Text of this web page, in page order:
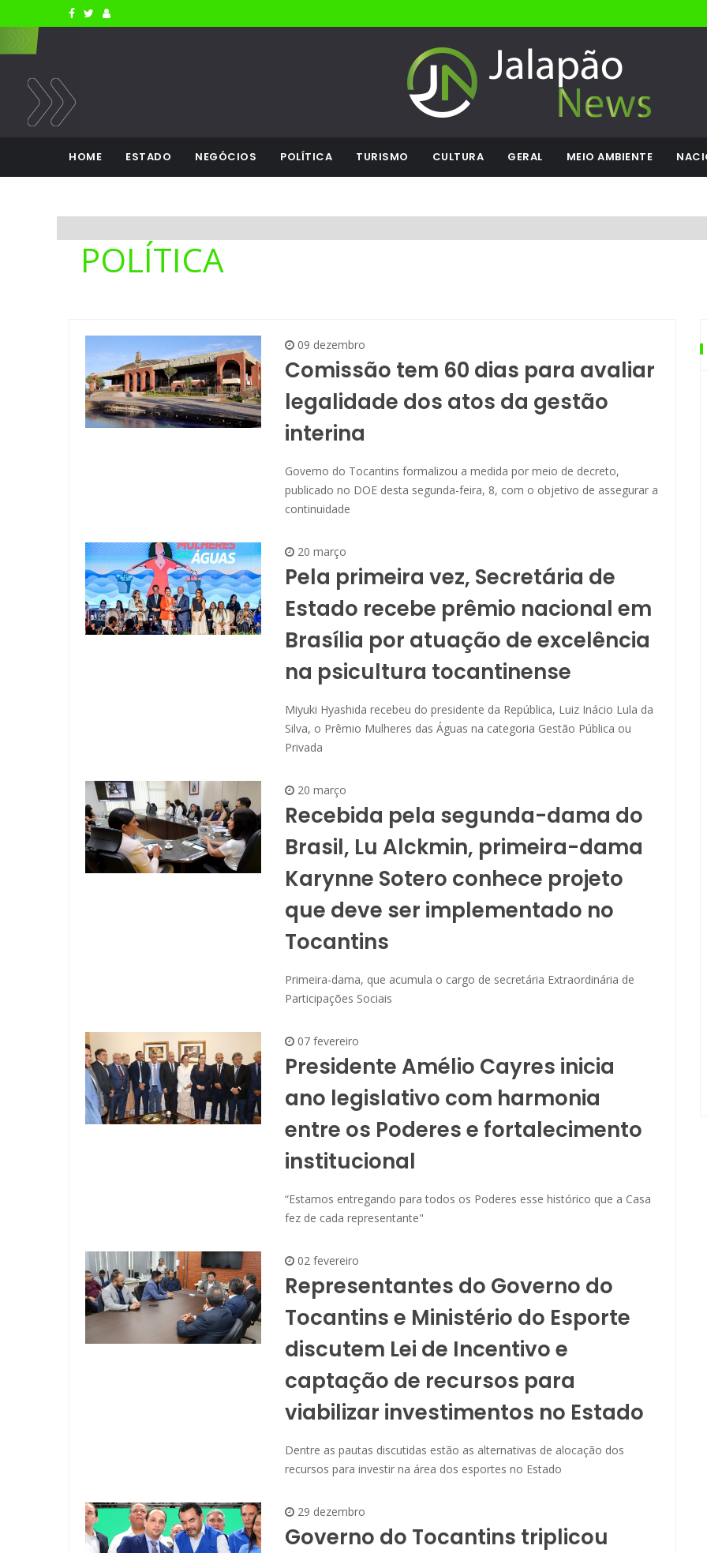
HOME ESTADO NEGÓCIOS POLÍTICA TURISMO CULTURA GERAL MEIO AMBIENTE
POLÍTICA
09 dezembro
Comissão tem 60 dias para avaliar
legalidade dos atos da gestão
interina
Governo do Tocantins formalizou a medida por meio de decreto,
publicado no DOE desta segunda-feira, 8, com o objetivo de assegurar a
continuidade
20 março
Pela primeira vez, Secretária de
Estado recebe prêmio nacional em
Brasília por atuação de excelência
na psicultura tocantinense
Miyuki Hyashida recebeu do presidente da República, Luiz Inácio Lula da
Silva, o Prêmio Mulheres das Águas na categoria Gestão Pública ou
Privada
20 março
Recebida pela segunda-dama do
Brasil, Lu Alckmin, primeira-dama
Karynne Sotero conhece projeto
que deve ser implementado no
Tocantins
Primeira-dama, que acumula o cargo de secretária Extraordinária de
Participações Sociais
07 fevereiro
Presidente Amélio Cayres inicia
ano legislativo com harmonia
entre os Poderes e fortalecimento
institucional
“Estamos entregando para todos os Poderes esse histórico que a Casa
fez de cada representante"
02 fevereiro
Representantes do Governo do
Tocantins e Ministério do Esporte
discutem Lei de Incentivo e
captação de recursos para
viabilizar investimentos no Estado
Dentre as pautas discutidas estão as alternativas de alocação dos
recursos para investir na área dos esportes no Estado
29 dezembro
Governo do Tocantins triplicou